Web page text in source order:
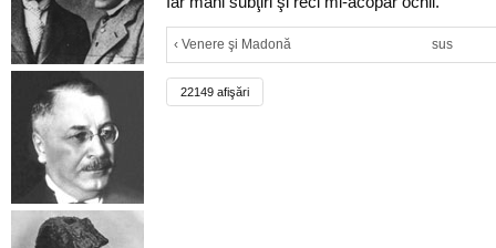
‹ Venere şi Madonă sus
22149 afişări